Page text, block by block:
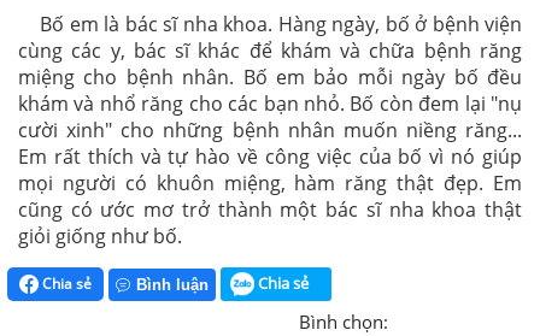
Bố em là bác sĩ nha khoa. Hàng ngày, bố ở bệnh viện
cùng các y, bác sĩ khác để khám và chữa bệnh răng
miệng cho bệnh nhân. Bố em bảo mỗi ngày bố đều
khám và nhổ răng cho các bạn nhỏ. Bố còn đem lại "nụ
cười xinh" cho những bệnh nhân muốn niềng răng...
Em rất thích và tự hào về công việc của bố vì nó giúp
mọi người có khuôn miệng, hàm răng thật đẹp. Em
cũng có ước mơ trở thành một bác sĩ nha khoa thật
giỏi giống như bố.
Chia sẻ Bình luận Chia sẻ
Bình chọn: